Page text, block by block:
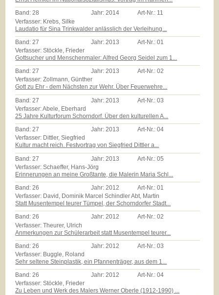
Band:28 Jahr:2014 Art-Nr.: 11
Verfasser: Krebs, Silke
Laudatio für Sina Trinkwalder anlässlich der Verleihung...
Band: 27 Jahr: 2013 Art-Nr.:01
Verfasser: Stöckle, Frieder
Gottsucher und Menschenmaler: Alfred Georg Seidel zum 1...
Band:27 Jahr:2013 Art-Nr.:02
Verfasser: Zollmann, Günther
Gott zu Ehr - dem Nächsten zur Wehr. Über Feuerwehre...
Band: 27 Jahr: 2013 Art-Nr.:03
Verfasser: Abele, Eberhard
25 Jahre Kulturforum Schorndorf. Über den kulturellen A...
Band:27 Jahr:2013 Art-Nr.:04
Verfasser: Dittler, Siegfried
Kultur macht reich. Festvortrag von Siegfried Dittler a...
Band: 27 Jahr: 2013 Art-Nr.:05
Verfasser: Schaeffer, Hans-Jörg
Erinnerungen an meine Großtante, die Malerin Maria Schl...
Band:26 Jahr:2012 Art-Nr.:01
Verfasser: David, Dominik Marcel Schindler Abt, Martin
Statt Musentempel teurer Tümpel, der Schorndorfer Stadt...
Band:26 Jahr:2012 Art-Nr.:02
Verfasser: Theurer, Ulrich
Anmerkungen zur Schülerarbeit statt Musentempel teurer...
Band:26 Jahr:2012 Art-Nr.:03
Verfasser: Buggle, Roland
Sehr seltene Steinplastik, ein Pfannenträger, aus dem 1...
Band:26 Jahr:2012 Art-Nr.:04
Verfasser: Stöckle, Frieder
Zu Leben und Werk des Malers Werner Oberle (1912-1990) ...